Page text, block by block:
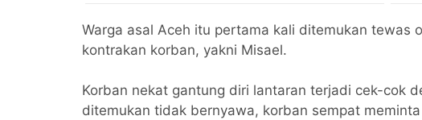
Warga asal Aceh itu pertama kali ditemukan tewas
kontrakan korban, yakni Misael.
Korban nekat gantung diri lantaran terjadi cek-cok
ditemukan tidak bernyawa, korban sempat